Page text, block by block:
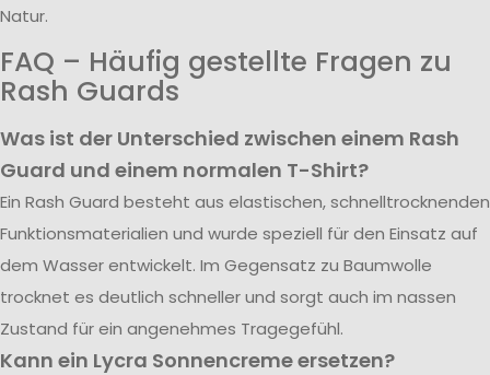
Natur.
FAQ – Häufig gestellte Fragen zu
Rash Guards
Was ist der Unterschied zwischen einem Rash
Guard und einem normalen T-Shirt?
Ein Rash Guard besteht aus elastischen, schnelltrocknenden
Funktionsmaterialien und wurde speziell für den Einsatz auf
dem Wasser entwickelt. Im Gegensatz zu Baumwolle
trocknet es deutlich schneller und sorgt auch im nassen
Zustand für ein angenehmes Tragegefühl.
Kann ein Lycra Sonnencreme ersetzen?